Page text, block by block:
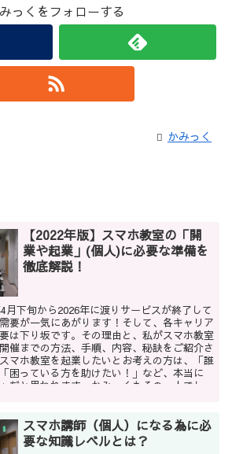
っくをフォローする
かみっく
【2022年版】スマホ教室の「開
業や起業」(個人)に必要な準備を
徹底解説！
月下旬から2026年に渡りサービスが終了して
要が一気にあがります！そして、各キャリア
は下り坂です。その理由と、私がスマホ教室
催までの方法、手順、内容、秘訣をご紹介さ
マホ教室を起業したいとお考えの方は、「誰
困っている方を助けたい！」など、本当に
だと思われます。かみっくもその一人でし
者の体験談も含めて、今後スマホ教室を開業
れば幸いです♪
スマホ講師（個人）になる為に必
要な知識レベルとは？